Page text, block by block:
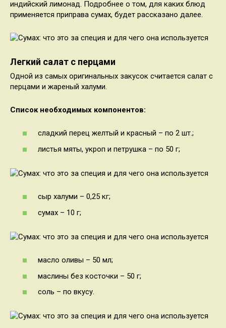
индийский лимонад. Подробнее о том, для каких блюд
применяется приправа сумах, будет рассказано далее.
Легкий салат с перцами
Одной из самых оригинальных закусок считается салат с
перцами и жареный халуми.
Список необходимых компонентов:
сладкий перец желтый и красный – по 2 шт.;
листья мяты, укроп и петрушка – по 50 г;
сыр халуми – 0,25 кг;
сумах – 10 г;
масло оливы – 50 мл;
маслины без косточки – 50 г;
соль – по вкусу.